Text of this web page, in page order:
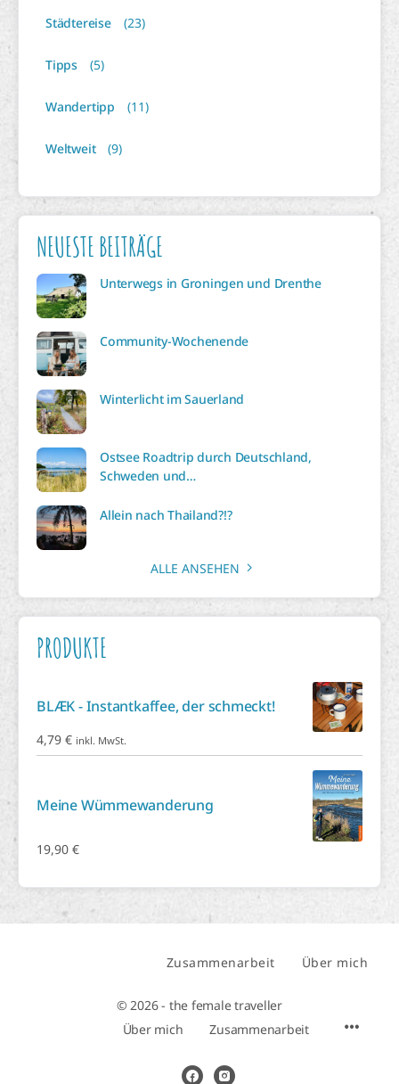
Städtereise (23)
Tipps (5)
Wandertipp (11)
Weltweit (9)
NEUESTE BEITRÄGE
Unterwegs in Groningen und Drenthe
Community-Wochenende
Winterlicht im Sauerland
Ostsee Roadtrip durch Deutschland,
Schweden und…
Allein nach Thailand?!?
ALLE ANSEHEN
PRODUKTE
BLÆK - Instantkaffee, der schmeckt!
4,79 € inkl. MwSt.
Meine Wümmewanderung
19,90 €
Zusammenarbeit Über mich
© 2026 - the female traveller
Über mich
Zusammenarbeit